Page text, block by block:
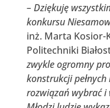
– Dziękuję
konkursu
inż. Marta Kosior-
Politechniki
zwykle ogromny
konstrukcji
rozwiązań wybrać i